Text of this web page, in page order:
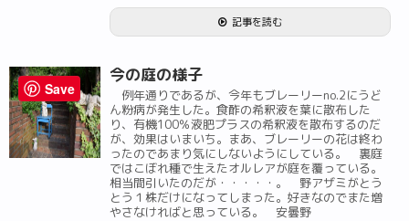
記事を読む
今の庭の様子
例年通りであるが、今年もブレーリーno.2にうど
ん粉病が発生した。食酢の希釈液を葉に散布した
り、有機100％液肥プラスの希釈液を散布するのだ
が、効果はいまいち。まあ、ブレーリーの花は終わ
ったのであまり気にしないようにしている。 裏庭
ではこぼれ種で生えたオルレアが庭を覆っている。
相当間引いたのだが・・・・・。 野アザミがとう
とう１株だけになってしまった。好きなのでまた増
やさなければと思っている。 安曇野
Save